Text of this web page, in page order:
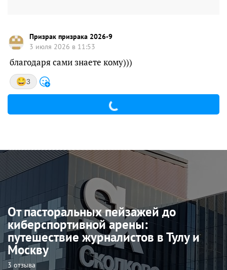
Призрак призрака 2026-9
3 июля 2026 в 11:53
благодаря сами знаете кому)))
3
От пасторальных пейзажей до
киберспортивной арены:
путешествие журналистов в Тулу и
Москву
3 отзыва